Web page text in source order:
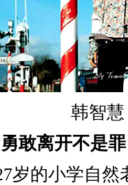
韩智慧
敢离开不是罪
的小学自然